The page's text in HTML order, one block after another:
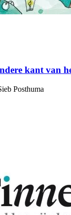
kant van
Posthuma